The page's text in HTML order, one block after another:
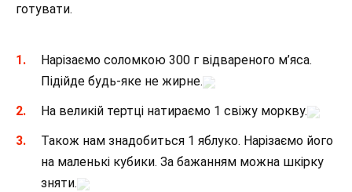
готувати.
Нарізаємо соломкою 300 г відвареного м’яса.
Підійде будь-яке не жирне.
На великій тертці натираємо 1 свіжу моркву.
Також нам знадобиться 1 яблуко. Нарізаємо його
на маленькі кубики. За бажанням можна шкірку
зняти.